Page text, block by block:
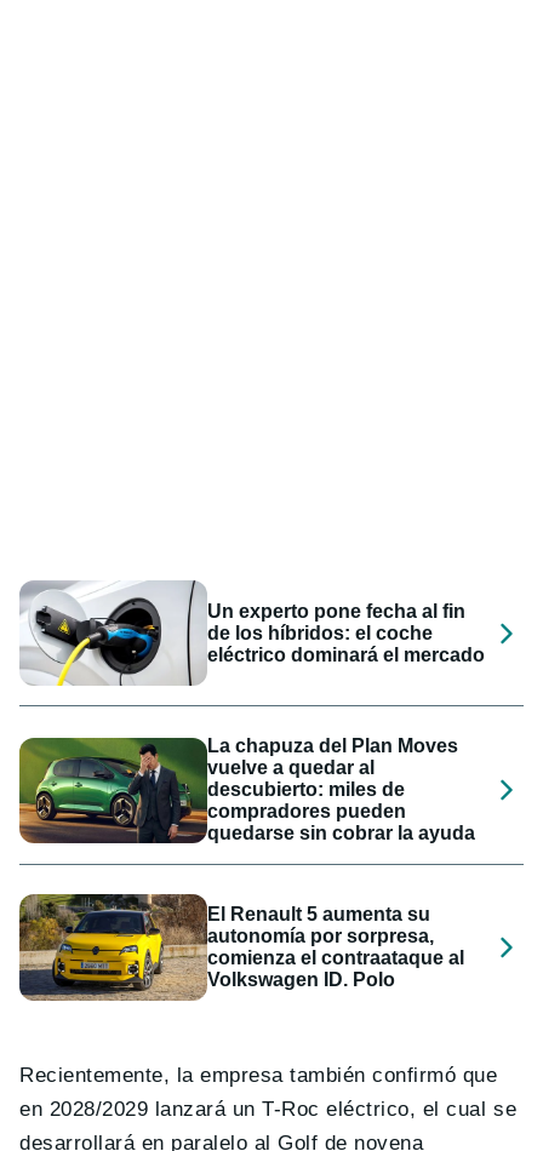
Un experto pone fecha al fin
de los híbridos: el coche
eléctrico dominará el mercado
La chapuza del Plan Moves
vuelve a quedar al
descubierto: miles de
compradores pueden
quedarse sin cobrar la ayuda
El Renault 5 aumenta su
autonomía por sorpresa,
comienza el contraataque al
Volkswagen ID. Polo
Recientemente, la empresa también confirmó que
en 2028/2029 lanzará un T-Roc eléctrico, el cual se
desarrollará en paralelo al Golf de novena